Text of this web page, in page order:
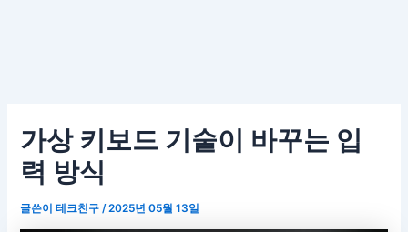
가상 키보드 기술이 바꾸는 입
력 방식
글쓴이테크친구 /2025년 05월 13일